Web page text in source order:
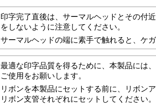
印字完了直後は、サーマルヘッドとその付
をしないように注意してください。
サーマルヘッドの端に素手で触れると、ケ
最適な印字品質を得るために、本製品には
ご使用をお願いします。
リボンを本製品にセットする前に、リボン
リボン支管それぞれにセットしてください。